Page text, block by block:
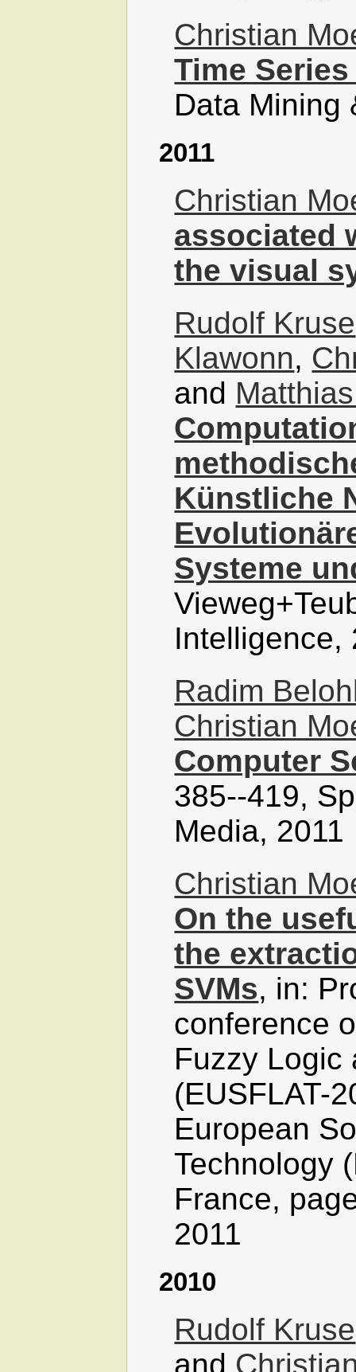
Christian
Time
Data Mining
2011
Christian
associated
the visual
Rudolf Kruse
Klawonn,
and
Künstliche
Systeme
Intelligence,
Radim
Christian
Computer
385--419,
Media, 2011
Christian
On the
the
SVMs, in:
conference
Fuzzy Logic
(EUSFLAT-
European
Technology
France,
2011
2010
Rudolf Kruse
and